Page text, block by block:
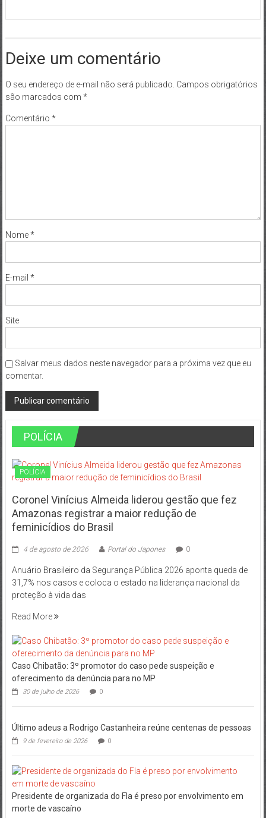
Deixe um comentário
O seu endereço de e-mail não será publicado. Campos obrigatórios
são marcados com *
Comentário *
Nome*
E-mail *
Site
Salvar meus dados neste navegador para a próxima vez que eu
comentar.
POLÍCIA
POLÍCIA
Coronel Vinícius Almeida liderou gestão que fez
Amazonas registrar a maior redução de
feminicídios do Brasil
4 de agosto de 2026 Portal do Japones 0
Anuário Brasileiro da Segurança Pública 2026 aponta queda de
31,7% nos casos e coloca o estado na liderança nacional da
proteção à vida das
Read More
Caso Chibatão: 3º promotor do caso pede suspeição e
oferecimento da denúncia para no MP
30 de julho de 2026 0
Último adeus a Rodrigo Castanheira reúne centenas de pessoas
9 de fevereiro de 2026 0
Presidente de organizada do Fla é preso por envolvimento em
morte de vascaíno